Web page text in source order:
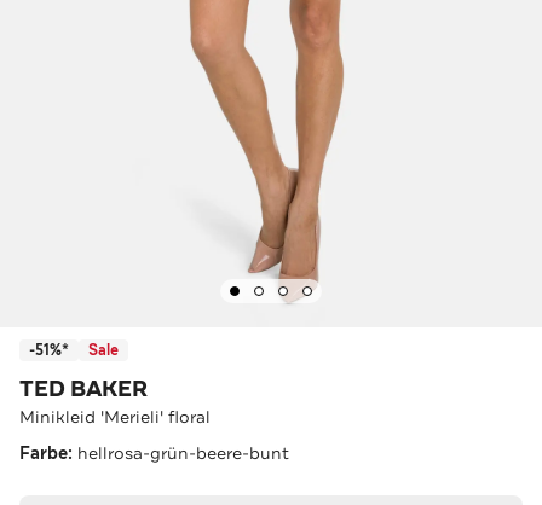
-51%* Sale
TED BAKER
Minikleid 'Merieli' floral
Farbe: hellrosa-grün-beere-bunt